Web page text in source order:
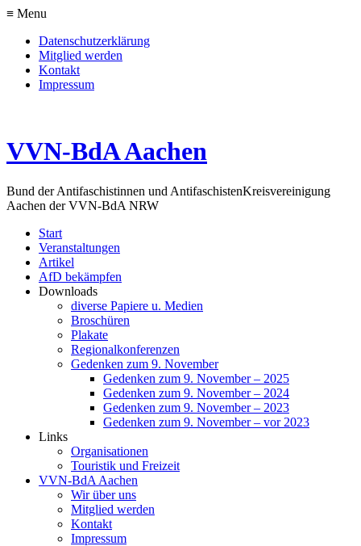
≡ Menu
Datenschutzerklärung
Mitglied werden
Kontakt
Impressum
VVN-BdA Aachen
Bund der Antifaschistinnen und AntifaschistenKreisvereinigung
Aachen der VVN-BdA NRW
Start
Veranstaltungen
Artikel
AfD bekämpfen
Downloads
diverse Papiere u. Medien
Broschüren
Plakate
Regionalkonferenzen
Gedenken zum 9. November
Gedenken zum 9. November – 2025
Gedenken zum 9. November – 2024
Gedenken zum 9. November – 2023
Gedenken zum 9. November – vor 2023
Links
Organisationen
Touristik und Freizeit
VVN-BdA Aachen
Wir über uns
Mitglied werden
Kontakt
Impressum